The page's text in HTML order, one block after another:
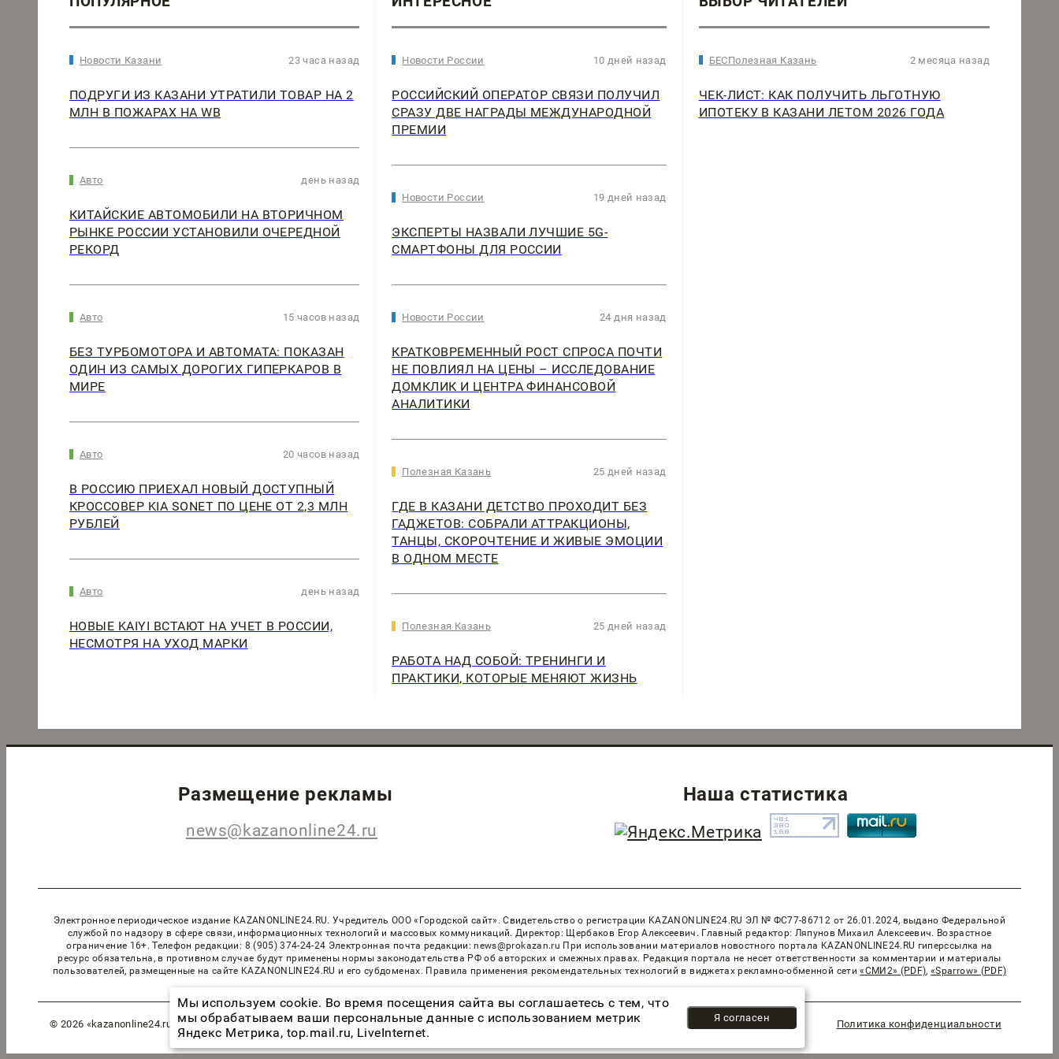
Новости Казани 23 часа назад
ПОДРУГИ ИЗ КАЗАНИ УТРАТИЛИ ТОВАР НА 2
МЛН В ПОЖАРАХ НА WB
Авто день назад
КИТАЙСКИЕ АВТОМОБИЛИ НА ВТОРИЧНОМ
РЫНКЕ РОССИИ УСТАНОВИЛИ ОЧЕРЕДНОЙ
РЕКОРД
Авто 15 часов назад
БЕЗ ТУРБОМОТОРА И АВТОМАТА: ПОКАЗАН
ОДИН ИЗ САМЫХ ДОРОГИХ ГИПЕРКАРОВ В
МИРЕ
Авто 20 часов назад
В РОССИЮ ПРИЕХАЛ НОВЫЙ ДОСТУПНЫЙ
КРОССОВЕР KIA SONET ПО ЦЕНЕ ОТ 2,3 МЛН
РУБЛЕЙ
Авто день назад
НОВЫЕ KAIYI ВСТАЮТ НА УЧЕТ В РОССИИ,
НЕСМОТРЯ НА УХОД МАРКИ
Новости России 10 дней назад
РОССИЙСКИЙ ОПЕРАТОР СВЯЗИ ПОЛУЧИЛ
СРАЗУ ДВЕ НАГРАДЫ МЕЖДУНАРОДНОЙ
ПРЕМИИ
Новости России 19 дней назад
ЭКСПЕРТЫ НАЗВАЛИ ЛУЧШИЕ 5G-
СМАРТФОНЫ ДЛЯ РОССИИ
Новости России 24 дня назад
КРАТКОВРЕМЕННЫЙ РОСТ СПРОСА ПОЧТИ
НЕ ПОВЛИЯЛ НА ЦЕНЫ – ИССЛЕДОВАНИЕ
ДОМКЛИК И ЦЕНТРА ФИНАНСОВОЙ
АНАЛИТИКИ
Полезная Казань 25 дней назад
ГДЕ В КАЗАНИ ДЕТСТВО ПРОХОДИТ БЕЗ
ГАДЖЕТОВ: СОБРАЛИ АТТРАКЦИОНЫ,
ТАНЦЫ, СКОРОЧТЕНИЕ И ЖИВЫЕ ЭМОЦИИ
В ОДНОМ МЕСТЕ
Полезная Казань 25 дней назад
РАБОТА НАД СОБОЙ: ТРЕНИНГИ И
ПРАКТИКИ, КОТОРЫЕ МЕНЯЮТ ЖИЗНЬ
БЕСПолезная Казань 2 месяца назад
ЧЕК-ЛИСТ: КАК ПОЛУЧИТЬ ЛЬГОТНУЮ
ИПОТЕКУ В КАЗАНИ ЛЕТОМ 2026 ГОДА
Размещение рекламы
news@kazanonline24.ru
Наша статистика
Электронное периодическое издание KAZANONLINE24.RU. Учредитель ООО «Городской сайт». Cвидетельство о регистрации KAZANONLINE24.RU ЭЛ № ФС77-86712 от 26.01.2024, выдано Федеральной
службой по надзору в сфере связи, информационных технологий и массовых коммуникаций. Директор: Щербаков Егор Алексеевич. Главный редактор: Ляпунов Михаил Алексеевич. Возрастное
ограничение 16+. Телефон редакции: 8 (905) 374-24-24 Электронная почта редакции: news@prokazan.ru При использовании материалов новостного портала KAZANONLINE24.RU гиперссылка на
ресурс обязательна, в противном случае будут применены нормы законодательства РФ об авторских и смежных правах. Редакция портала не несет ответственности за комментарии и материалы
пользователей, размещенные на сайте KAZANONLINE24.RU и его субдоменах. Правила применения рекомендательных технологий в виджетах рекламно-обменной сети«СМИ2» (PDF),«Sparrow» (PDF)
© 2026 «kazanonline24.ru» | Все права защищены Возрастная категория сайта 16+ Политика конфиденциальности
Мы используем cookie. Во время посещения сайта вы соглашаетесь с тем, что
мы обрабатываем ваши персональные данные с использованием метрик
Яндекс Метрика, top.mail.ru, LiveInternet.
Я согласен